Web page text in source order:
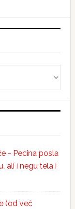
- Pecina posla
ali i negu tela i
(od već